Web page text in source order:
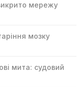
мережу
мозку
мита: судовий